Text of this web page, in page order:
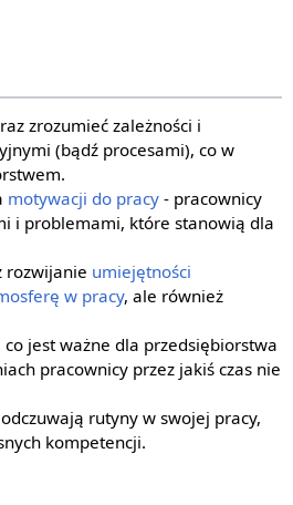
zrozumieć zależności i
(bądź procesami), co w
motywacji do pracy- pracownicy
i problemami, które stanowią dla
umiejętności
w pracy, ale również
jest ważne dla przedsiębiorstwa
pracownicy przez jakiś czas nie
rutyny w swojej pracy,
kompetencji.